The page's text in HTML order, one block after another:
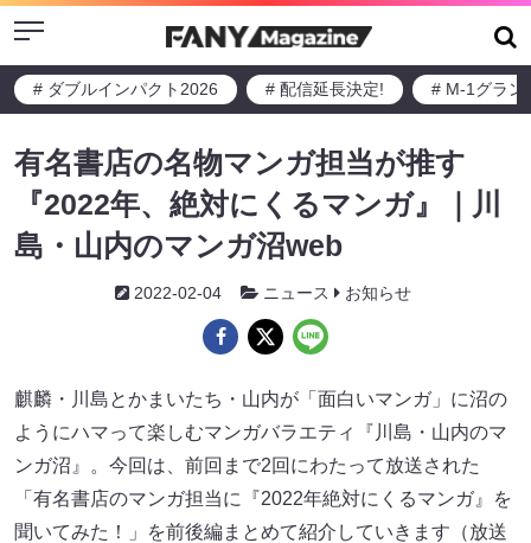
Menu
# ダブルインパクト2026 # 配信延長決定! # M-1グラン
有名書店の名物マンガ担当が推す
『2022年、絶対にくるマンガ』｜川
島・山内のマンガ沼web
2022-02-04 ニュース お知らせ
麒麟・川島とかまいたち・山内が「面白いマンガ」に沼の
ようにハマって楽しむマンガバラエティ『川島・山内のマ
ンガ沼』。今回は、前回まで2回にわたって放送された
「有名書店のマンガ担当に『2022年絶対にくるマンガ』を
聞いてみた！」を前後編まとめて紹介していきます（放送